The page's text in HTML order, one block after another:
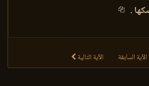
.
الآية السابقة الآية التالية